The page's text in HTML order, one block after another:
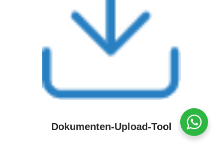
Dokumenten-Upload-Tool